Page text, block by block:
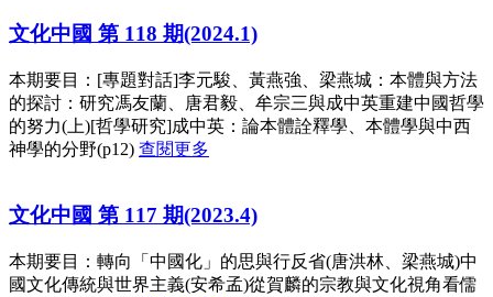
文化中國 第 118 期(2024.1)
本期要目：[專題對話]李元駿、黃燕強、梁燕城：本體與方法
的探討：研究馮友蘭、唐君毅、牟宗三與成中英重建中國哲學
的努力(上)[哲學研究]成中英：論本體詮釋學、本體學與中西
神學的分野(p12) 查閱更多
文化中國 第 117 期(2023.4)
本期要目：轉向「中國化」的思與行反省(唐洪林、梁燕城)中
國文化傳統與世界主義(安希孟)從賀麟的宗教與文化視角看儒